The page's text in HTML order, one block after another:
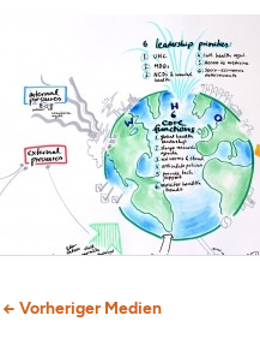
← Vorheriger Medien